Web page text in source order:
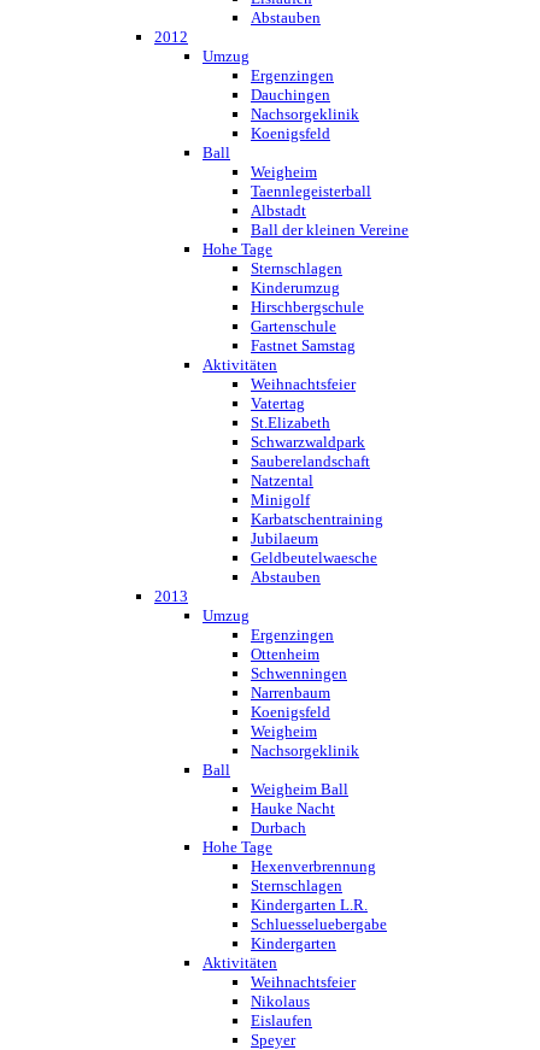
Abstauben
2012
Umzug
Ergenzingen
Dauchingen
Nachsorgeklinik
Koenigsfeld
Ball
Weigheim
Taennlegeisterball
Albstadt
Ball der kleinen Vereine
Hohe Tage
Sternschlagen
Kinderumzug
Hirschbergschule
Gartenschule
Fastnet Samstag
Aktivitäten
Weihnachtsfeier
Vatertag
St.Elizabeth
Schwarzwaldpark
Sauberelandschaft
Natzental
Minigolf
Karbatschentraining
Jubilaeum
Geldbeutelwaesche
Abstauben
2013
Umzug
Ergenzingen
Ottenheim
Schwenningen
Narrenbaum
Koenigsfeld
Weigheim
Nachsorgeklinik
Ball
Weigheim Ball
Hauke Nacht
Durbach
Hohe Tage
Hexenverbrennung
Sternschlagen
Kindergarten L.R.
Schluesseluebergabe
Kindergarten
Aktivitäten
Weihnachtsfeier
Nikolaus
Eislaufen
Speyer